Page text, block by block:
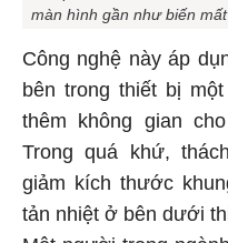
màn hình gần như biến
Công nghệ này áp
bên trong thiết bị
thêm không gian
Trong quá khứ,
giảm kích thước
tản nhiệt ở bên dưới